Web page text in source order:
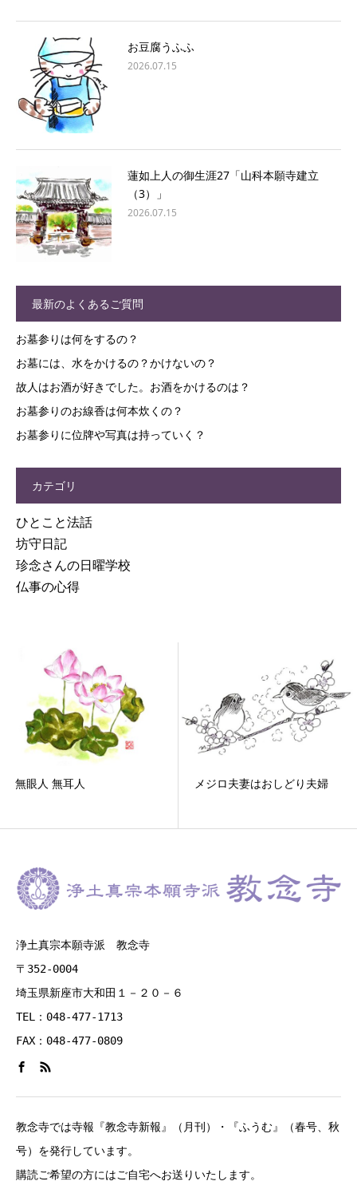
お豆腐うふふ
2026.07.15
蓮如上人の御生涯27「山科本願寺建立
（3）」
2026.07.15
最新のよくあるご質問
お墓参りは何をするの？
お墓には、水をかけるの？かけないの？
故人はお酒が好きでした。お酒をかけるのは？
お墓参りのお線香は何本炊くの？
お墓参りに位牌や写真は持っていく？
カテゴリ
ひとこと法話
坊守日記
珍念さんの日曜学校
仏事の心得
無眼人 無耳人 メジロ夫妻はおしどり夫婦
浄土真宗本願寺派 教念寺
〒352-0004
埼玉県新座市大和田１－２０－６
TEL：048-477-1713
FAX：048-477-0809
教念寺では寺報『教念寺新報』（月刊）・『ふうむ』（春号、秋
号）を発行しています。
購読ご希望の方にはご自宅へお送りいたします。